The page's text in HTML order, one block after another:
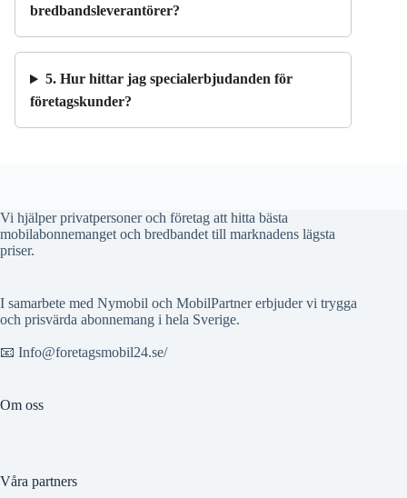
bredbandsleverantörer?
5. Hur hittar jag specialerbjudanden för
företagskunder?
Vi hjälper privatpersoner och företag att hitta bästa
mobilabonnemanget och bredbandet till marknadens lägsta
priser.
I samarbete med Nymobil och MobilPartner erbjuder vi trygga
och prisvärda abonnemang i hela Sverige.
📧 Info@foretagsmobil24.se/
Om oss
Våra partners